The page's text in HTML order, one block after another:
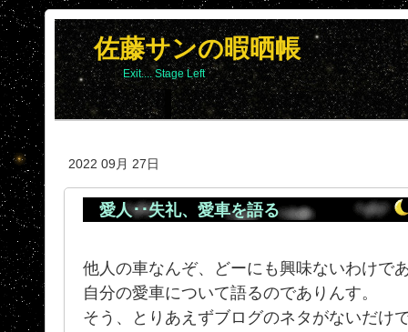
佐藤サンの暇晒帳
Exit.... Stage Left
2022 09月 27日
愛人･･失礼、愛車を語る
他人の車なんぞ、どーにも興味ないわけで
自分の愛車について語るのでありんす。
そう、とりあえずブログのネタがないだけ